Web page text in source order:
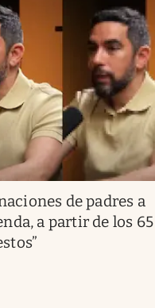
de padres a
a partir de los 65